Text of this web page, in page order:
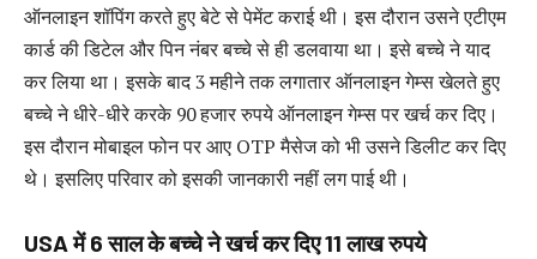
ऑनलाइन शॉपिंग करते हुए बेटे से पेमेंट कराई थी। इस दौरान उसने एटीएम
कार्ड की डिटेल और पिन नंबर बच्चे से ही डलवाया था। इसे बच्चे ने याद
कर लिया था। इसके बाद 3 महीने तक लगातार ऑनलाइन गेम्स खेलते हुए
बच्चे ने धीरे-धीरे करके 90 हजार रुपये ऑनलाइन गेम्स पर खर्च कर दिए।
इस दौरान मोबाइल फोन पर आए OTP मैसेज को भी उसने डिलीट कर दिए
थे। इसलिए परिवार को इसकी जानकारी नहीं लग पाई थी।
USA में 6 साल के बच्चे ने खर्च कर दिए 11 लाख रुपये